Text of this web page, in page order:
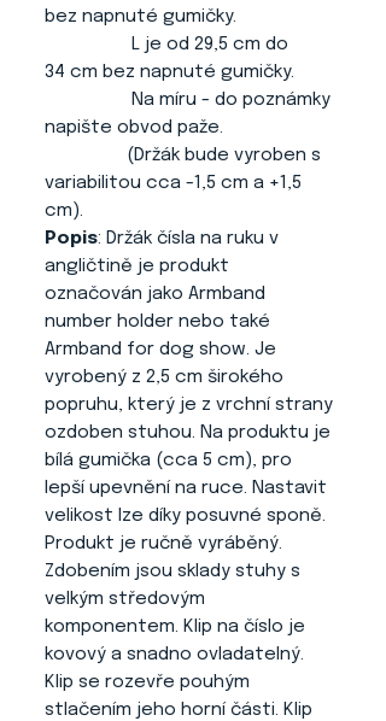
bez napnuté gumičky.
L je od 29,5 cm do
34 cm bez napnuté gumičky.
Na míru - do poznámky
napište obvod paže.
(Držák bude vyroben s
variabilitou cca -1,5 cm a +1,5
cm).
Popis: Držák čísla na ruku v
angličtině je produkt
označován jako Armband
number holder nebo také
Armband for dog show. Je
vyrobený z 2,5 cm širokého
popruhu, který je z vrchní strany
ozdoben stuhou. Na produktu je
bílá gumička (cca 5 cm), pro
lepší upevnění na ruce. Nastavit
velikost lze díky posuvné sponě.
Produkt je ručně vyráběný.
Zdobením jsou sklady stuhy s
velkým středovým
komponentem. Klip na číslo je
kovový a snadno ovladatelný.
Klip se rozevře pouhým
stlačením jeho horní části. Klip